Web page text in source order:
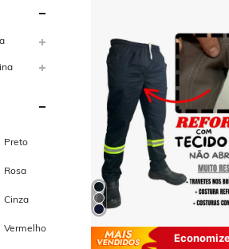
Preto
Rosa
Cinza
Vermelho